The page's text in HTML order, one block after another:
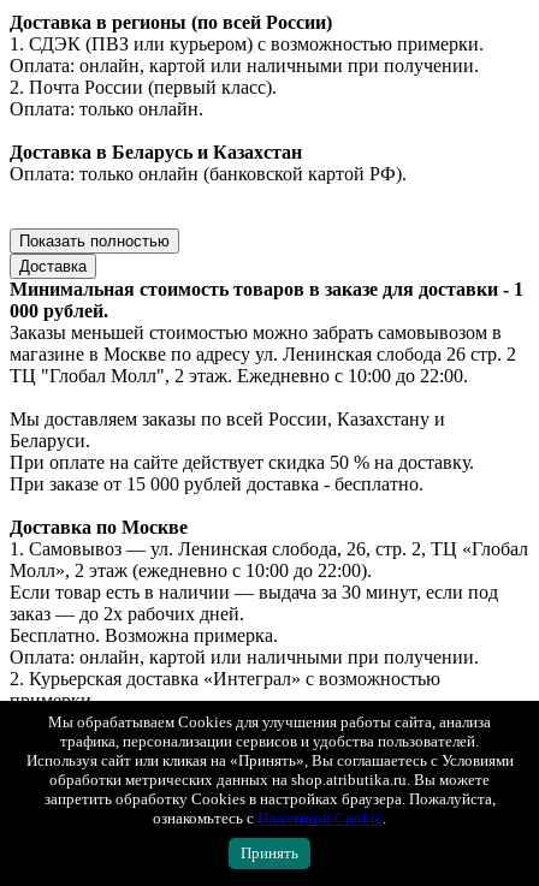
Доставка в регионы (по всей России)
1. СДЭК (ПВЗ или курьером) с возможностью примерки.
Оплата: онлайн, картой или наличными при получении.
2. Почта России (первый класс).
Оплата: только онлайн.
Доставка в Беларусь и Казахстан
Оплата: только онлайн (банковской картой РФ).
Показать полностью
Доставка
Минимальная стоимость товаров в заказе для доставки - 1
000 рублей.
Заказы меньшей стоимостью можно забрать самовывозом в
магазине в Москве по адресу ул. Ленинская слобода 26 стр. 2
ТЦ "Глобал Молл", 2 этаж. Ежедневно с 10:00 до 22:00.
Мы доставляем заказы по всей России, Казахстану и
Беларуси.
При оплате на сайте действует скидка 50 % на доставку.
При заказе от 15 000 рублей доставка - бесплатно.
Доставка по Москве
1. Самовывоз — ул. Ленинская слобода, 26, стр. 2, ТЦ «Глобал
Молл», 2 этаж (ежедневно с 10:00 до 22:00).
Если товар есть в наличии — выдача за 30 минут, если под
заказ — до 2х рабочих дней.
Бесплатно. Возможна примерка.
Оплата: онлайн, картой или наличными при получении.
2. Курьерская доставка «Интеграл» с возможностью
примерки.
Стоимость доставки при онлайн-оплате — 250 ₽.
Стоимость доставки при оплате при получении — 500 ₽.
3. СДЭК (самовывоз из ПВЗ) с возможностью примерки.
Стоимость рассчитывается в корзине.
Оплата онлайн или при получении.
Доставка в регионы (по всей России)
Мы обрабатываем Cookies для улучшения работы сайта, анализа
трафика, персонализации сервисов и удобства пользователей.
Используя сайт или кликая на «Принять», Вы соглашаетесь с Условиями
обработки метрических данных на shop.atributika.ru. Вы можете
запретить обработку Cookies в настройках браузера. Пожалуйста,
ознакомьтесь с Политикой Cookie.
Принять